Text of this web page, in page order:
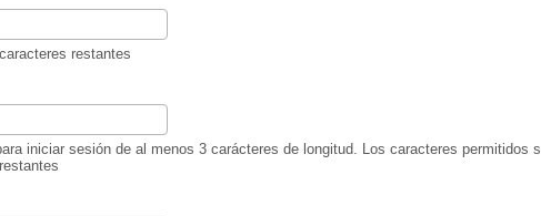
caracteres restantes
iniciar sesión de al menos 3 carácteres de longitud. Los caracteres permitidos